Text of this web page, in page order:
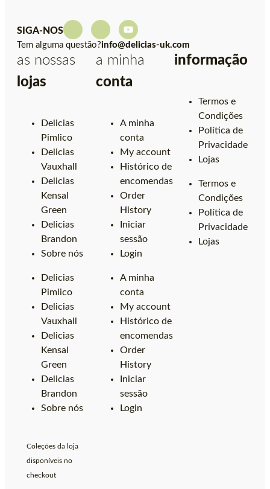
SIGA-NOS
Tem alguma questão?info@delicias-uk.com
as nossas
lojas
Delicias
Pimlico
Delicias
Vauxhall
Delicias
Kensal
Green
Delicias
Brandon
Sobre nós
Delicias
Pimlico
Delicias
Vauxhall
Delicias
Kensal
Green
Delicias
Brandon
Sobre nós
Coleções da loja
disponíveis no
checkout
a minha
conta
A minha
conta
My account
Histórico de
encomendas
Order
History
Iniciar
sessão
Login
A minha
conta
My account
Histórico de
encomendas
Order
History
Iniciar
sessão
Login
informação
Termos e
Condições
Política de
Privacidade
Lojas
Termos e
Condições
Política de
Privacidade
Lojas